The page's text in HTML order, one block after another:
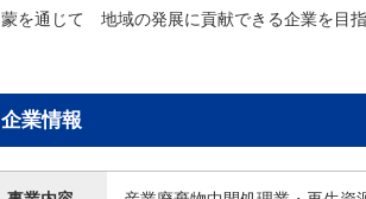
蒙を通じて 地域の発展に貢献できる企業を目指
企業情報